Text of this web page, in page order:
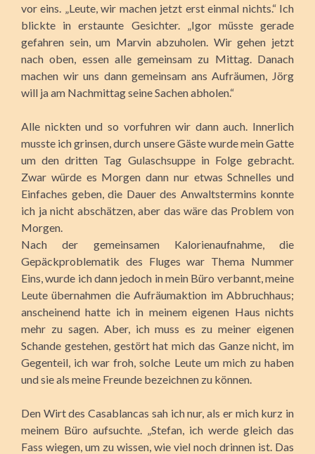
vor eins. „Leute, wir machen jetzt erst einmal nichts.“ Ich
blickte in erstaunte Gesichter. „Igor müsste gerade
gefahren sein, um Marvin abzuholen. Wir gehen jetzt
nach oben, essen alle gemeinsam zu Mittag. Danach
machen wir uns dann gemeinsam ans Aufräumen, Jörg
will ja am Nachmittag seine Sachen abholen.“
Alle nickten und so vorfuhren wir dann auch. Innerlich
musste ich grinsen, durch unsere Gäste wurde mein Gatte
um den dritten Tag Gulaschsuppe in Folge gebracht.
Zwar würde es Morgen dann nur etwas Schnelles und
Einfaches geben, die Dauer des Anwaltstermins konnte
ich ja nicht abschätzen, aber das wäre das Problem von
Morgen.
Nach der gemeinsamen Kalorienaufnahme, die
Gepäckproblematik des Fluges war Thema Nummer
Eins, wurde ich dann jedoch in mein Büro verbannt, meine
Leute übernahmen die Aufräumaktion im Abbruchhaus;
anscheinend hatte ich in meinem eigenen Haus nichts
mehr zu sagen. Aber, ich muss es zu meiner eigenen
Schande gestehen, gestört hat mich das Ganze nicht, im
Gegenteil, ich war froh, solche Leute um mich zu haben
und sie als meine Freunde bezeichnen zu können.
Den Wirt des Casablancas sah ich nur, als er mich kurz in
meinem Büro aufsuchte. „Stefan, ich werde gleich das
Fass wiegen, um zu wissen, wie viel noch drinnen ist. Das